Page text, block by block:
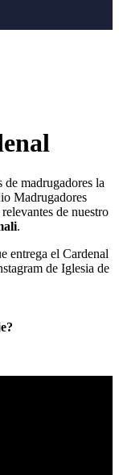
madrugadores la
Madrugadores
de nuestro
.
entrega el Cardenal
de Iglesia de